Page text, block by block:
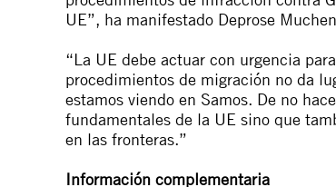
UE”, ha manifestado Deprose
“La UE debe actuar con urgencia
procedimientos de migración no da
estamos viendo en Samos. De no
fundamentales de la UE sino que
en las fronteras.”
Información complementaria